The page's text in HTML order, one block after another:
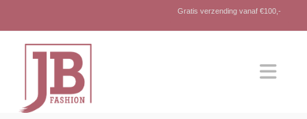
Gratis verzending vanaf €100,-